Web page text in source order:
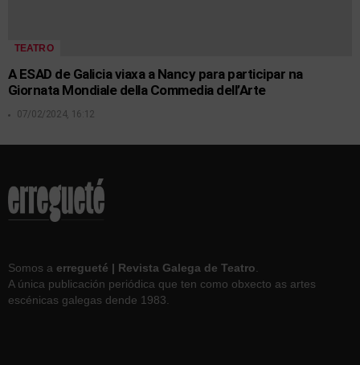
TEATRO
A ESAD de Galicia viaxa a Nancy para participar na
Giornata Mondiale della Commedia dell’Arte
07/02/2024, 16:12
Somos a erregueté | Revista Galega de Teatro
A única publicación periódica que ten como obxecto as artes
escénicas galegas dende 1983.